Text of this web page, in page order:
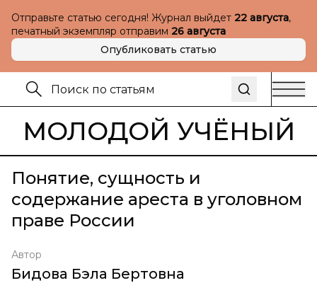
Отправьте статью сегодня! Журнал выйдет 22 августа,
печатный экземпляр отправим 26 августа
Опубликовать статью
МОЛОДОЙ УЧЁНЫЙ
Понятие, сущность и
содержание ареста в уголовном
праве России
Автор
Бидова Бэла Бертовна